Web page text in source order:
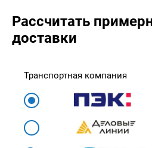
Рассчитать
доставки
Транспортная компания